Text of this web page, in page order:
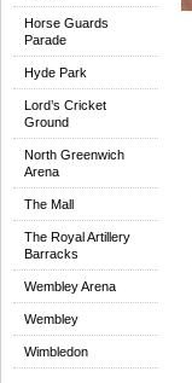
Horse Guards
Parade
Hyde Park
Lord’s Cricket
Ground
North Greenwich
Arena
The Mall
The Royal Artillery
Barracks
Wembley Arena
Wembley
Wimbledon